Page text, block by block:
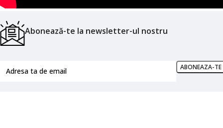
Abonează-te la newsletter-ul nostru